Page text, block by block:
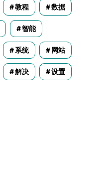
教程 数据
智能
系统 网站
解决 设置